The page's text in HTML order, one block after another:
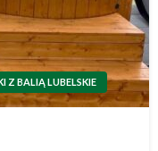
Z BALIĄ LUBELSKIE